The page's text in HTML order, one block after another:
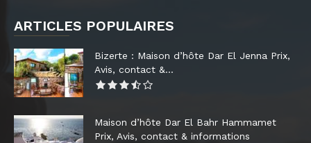
ARTICLES POPULAIRES
Bizerte : Maison d’hôte Dar El Jenna Prix,
Avis, contact &...
Maison d’hôte Dar El Bahr Hammamet
Prix, Avis, contact & informations